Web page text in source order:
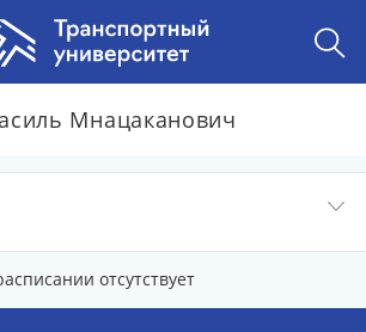
Мнацаканович
отсутствует